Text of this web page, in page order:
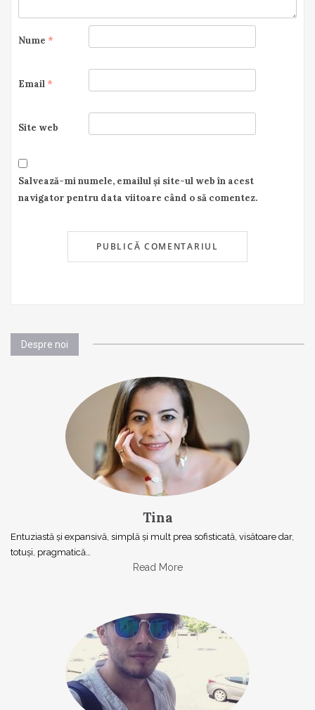
Nume *
Email *
Site web
Salvează-mi numele, emailul și site-ul web în acest
navigator pentru data viitoare când o să comentez.
Despre noi
Tina
Entuziastă şi expansivă, simplă şi mult prea sofisticată, visătoare dar,
totuşi, pragmatică…
Read More